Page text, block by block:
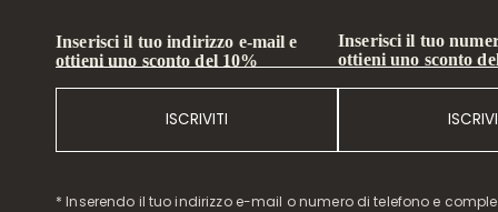
Inserisci il tuo indirizzo e-mail e
ottieni uno sconto del 10%
ISCRIVITI
Inserisci il tuo
ottieni uno sconto
* Inserendo il tuo indirizzo e-mail o numero di telefono e